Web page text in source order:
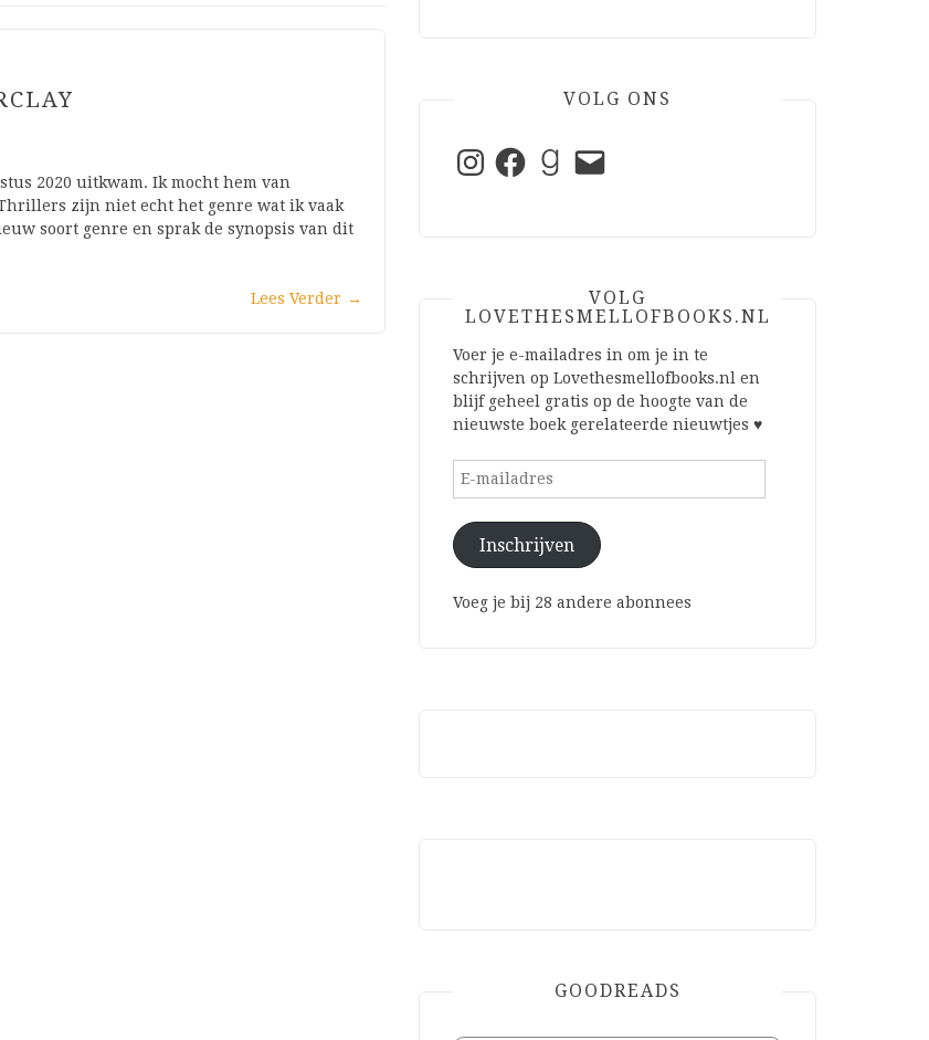
2020 uitkwam. Ik mocht hem van
zijn niet echt het genre wat ik vaak
soort genre en sprak de synopsis van dit
Lees Verder →
VOLG ONS
InstagramFacebookGoodreads
E-
mail
VOLG
LOVETHESMELLOFBOOKS.NL
Voer je e-mailadres in om je in te
schrijven op Lovethesmellofbooks.nl en
blijf geheel gratis op de hoogte van de
nieuwste boek gerelateerde nieuwtjes ♥
E-
Inschrijven
Voeg je bij 28 andere abonnees
GOODREADS